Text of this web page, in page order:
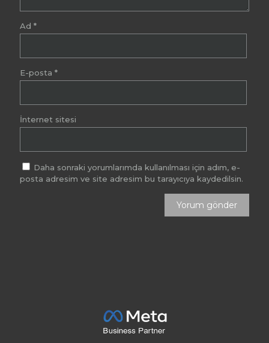
Ad *
E-posta *
İnternet sitesi
Daha sonraki yorumlarımda kullanılması için adım, e-
posta adresim ve site adresim bu tarayıcıya kaydedilsin.